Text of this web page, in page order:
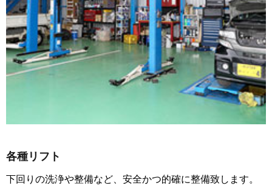
各種リフト
下回りの洗浄や整備など、安全かつ的確に整備致します。